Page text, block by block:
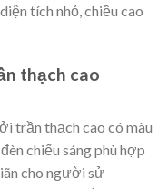
tích nhỏ, chiều cao
thạch cao
trần thạch cao có màu
chiếu sáng phù hợp
cho người sử